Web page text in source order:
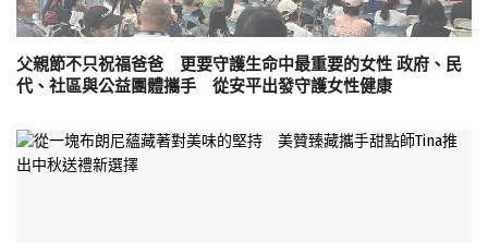
父親節不只祝福爸爸 更要守護生命中最重要的女性 政府、民
代、社區與公益團體攜手 從安平出發守護女性健康